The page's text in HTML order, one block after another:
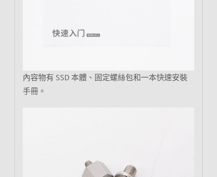
內容物有 SSD 本體、固定螺絲包和一本快速安裝
手冊。